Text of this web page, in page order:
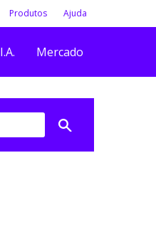
Produtos Ajuda
I.A. Mercado